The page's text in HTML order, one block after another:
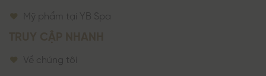
Mỹ phẩm tại YB Spa
Về chúng tôi